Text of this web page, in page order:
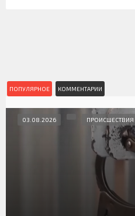
ПОПУЛЯРНОЕ КОММЕНТАРИИ
03.08.2026 ПРОИСШЕСТВИЯ